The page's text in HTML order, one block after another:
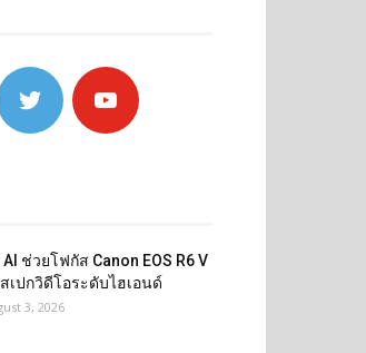
ช่วยโฟกัส Canon EOS R6 V
เปกวิดีโอระดับไฮเอนด์
3, 2026